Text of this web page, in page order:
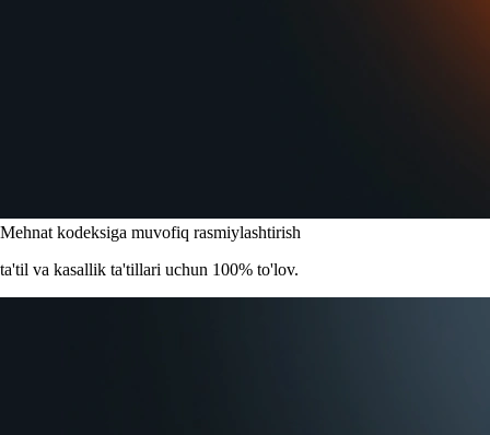
Mehnat kodeksiga muvofiq rasmiylashtirish
ta'til va kasallik ta'tillari uchun 100% to'lov.